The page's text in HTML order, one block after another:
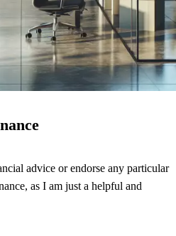
advice or endorse any particular
as I am just a helpful and